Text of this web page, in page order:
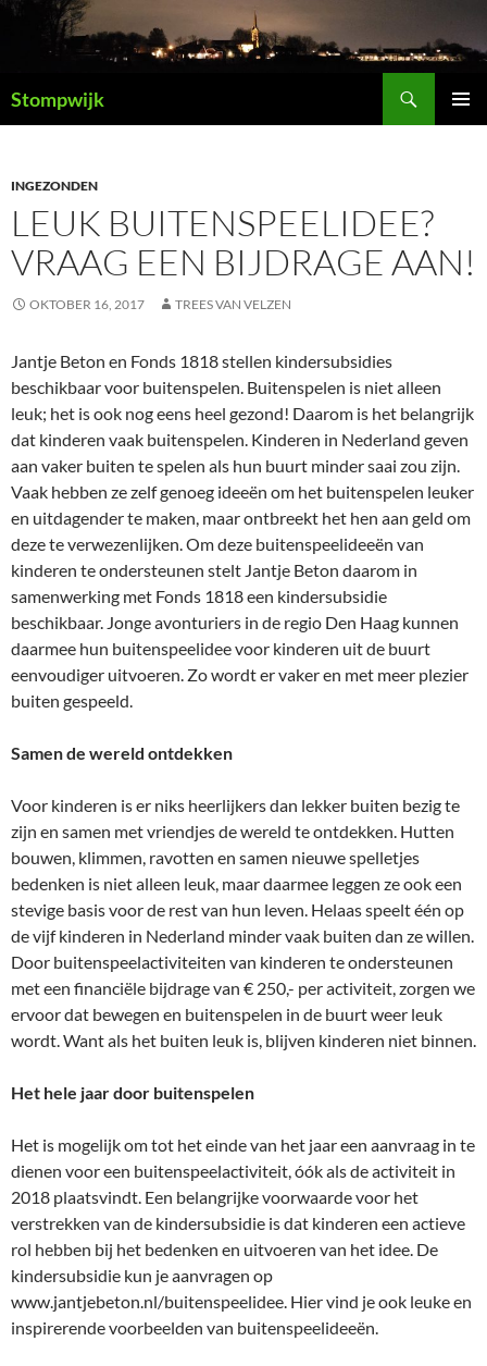
Ga
inhoud
Stompwijk
INGEZONDEN
LEUK BUITENSPEELIDEE?
VRAAG EEN BIJDRAGE AAN!
OKTOBER 16, 2017 TREES VAN VELZEN
Jantje Beton en Fonds 1818 stellen kindersubsidies
beschikbaar voor buitenspelen. Buitenspelen is niet alleen
leuk; het is ook nog eens heel gezond! Daarom is het belangrijk
dat kinderen vaak buitenspelen. Kinderen in Nederland geven
aan vaker buiten te spelen als hun buurt minder saai zou zijn.
Vaak hebben ze zelf genoeg ideeën om het buitenspelen leuker
en uitdagender te maken, maar ontbreekt het hen aan geld om
deze te verwezenlijken. Om deze buitenspeelideeën van
kinderen te ondersteunen stelt Jantje Beton daarom in
samenwerking met Fonds 1818 een kindersubsidie
beschikbaar. Jonge avonturiers in de regio Den Haag kunnen
daarmee hun buitenspeelidee voor kinderen uit de buurt
eenvoudiger uitvoeren. Zo wordt er vaker en met meer plezier
buiten gespeeld.
Samen de wereld ontdekken
Voor kinderen is er niks heerlijkers dan lekker buiten bezig te
zijn en samen met vriendjes de wereld te ontdekken. Hutten
bouwen, klimmen, ravotten en samen nieuwe spelletjes
bedenken is niet alleen leuk, maar daarmee leggen ze ook een
stevige basis voor de rest van hun leven. Helaas speelt één op
de vijf kinderen in Nederland minder vaak buiten dan ze willen.
Door buitenspeelactiviteiten van kinderen te ondersteunen
met een financiële bijdrage van € 250,- per activiteit, zorgen we
ervoor dat bewegen en buitenspelen in de buurt weer leuk
wordt. Want als het buiten leuk is, blijven kinderen niet binnen.
Het hele jaar door buitenspelen
Het is mogelijk om tot het einde van het jaar een aanvraag in te
dienen voor een buitenspeelactiviteit, óók als de activiteit in
2018 plaatsvindt. Een belangrijke voorwaarde voor het
verstrekken van de kindersubsidie is dat kinderen een actieve
rol hebben bij het bedenken en uitvoeren van het idee. De
kindersubsidie kun je aanvragen op
www.jantjebeton.nl/buitenspeelidee. Hier vind je ook leuke en
inspirerende voorbeelden van buitenspeelideeën.